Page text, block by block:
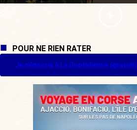
POUR NE RIEN RATER
Je m'inscris à La Quotidienne (gratuit)